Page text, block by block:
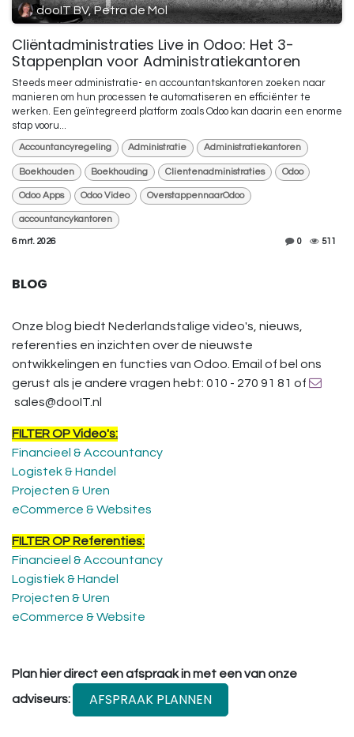
dooIT BV, Petra de Mol
Cliëntadministraties Live in Odoo: Het 3-
Stappenplan voor Administratiekantoren
Steeds meer administratie- en accountantskantoren zoeken naar
manieren om hun processen te automatiseren en efficiënter te
werken. Een geïntegreerd platform zoals Odoo kan daarin een enorme
stap vooru...
Accountancyregeling Administratie Administratiekantoren
Boekhouden Boekhouding Clientenadministraties Odoo
Odoo Apps Odoo Video OverstappennaarOdoo
accountancykantoren
6 mrt. 2026 0 511
BLOG
Onze blog biedt Nederlandstalige video's, nieuws,
referenties en inzichten over de nieuwste
ontwikkelingen en functies van Odoo. Email of bel ons
gerust als je andere vragen hebt: 010 - 270 91 81 of
sales@dooIT.nl
FILTER OP Video's:
Financieel & Accountancy
Logistek & Handel
Projecten & Uren
eCommerce & Websites
FILTER OP Referenties:
Financieel & Accountancy
Logistiek & Handel
Projecten & Uren
eCommerce & Website
Plan hier direct een afspraak in met een van onze
adviseurs:
AFSPRAAK PLANNEN